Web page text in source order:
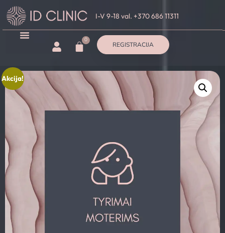
I-V 9-18 val. +370 686 11311
REGISTRACIJA
0
Akcija!